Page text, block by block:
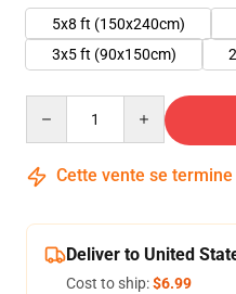
5x8 ft (150x240cm)
3x5 ft (90x150cm)
Cette vente se
Deliver to United
Cost to ship:$6.99